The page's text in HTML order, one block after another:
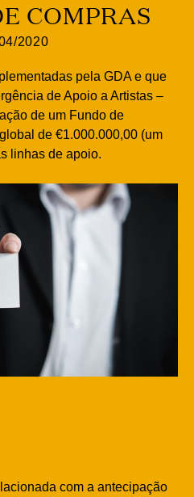
COMPRAS
2020
pela GDA e que
de Apoio a Artistas –
de um Fundo de
de €1.000.000,00 (um
linhas de apoio.
com a antecipação